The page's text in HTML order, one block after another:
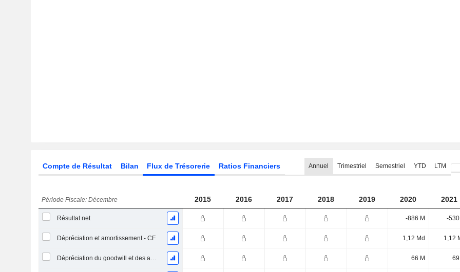
Compte de Résultat Bilan Flux de Trésorerie Ratios Financiers Annuel Trimestriel Semestriel YTD LTM
Période Fiscale: Décembre 2015 2016 2017 2018 2019 2020 2021
Résultat net -886 M -
Dépréciation et amortissement - CF 1,12 Md 1,12
Dépréciation du goodwill et des actifs intangibles 66 M